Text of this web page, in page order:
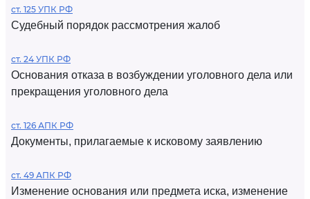
ст. 125 УПК РФ
Судебный порядок рассмотрения жалоб
ст. 24 УПК РФ
Основания отказа в возбуждении уголовного дела или
прекращения уголовного дела
ст. 126 АПК РФ
Документы, прилагаемые к исковому заявлению
ст. 49 АПК РФ
Изменение основания или предмета иска, изменение